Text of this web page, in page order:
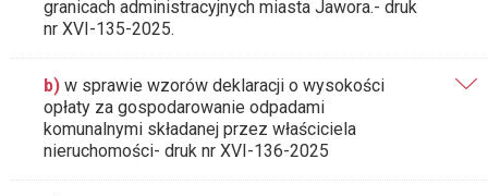
granicach administracyjnych miasta Jawora.- druk
nr XVI-135-2025.
b) w sprawie wzorów deklaracji o wysokości
opłaty za gospodarowanie odpadami
komunalnymi składanej przez właściciela
nieruchomości- druk nr XVI-136-2025